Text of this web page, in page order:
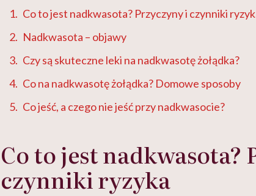
Co to jest nadkwasota? Przyczyny i czynniki
Nadkwasota – objawy
Czy są skuteczne leki na nadkwasotę żołądka?
Co na nadkwasotę żołądka? Domowe sposoby
Co jeść, a czego nie jeść przy nadkwasocie?
Co to jest nadkwasota?
czynniki ryzyka